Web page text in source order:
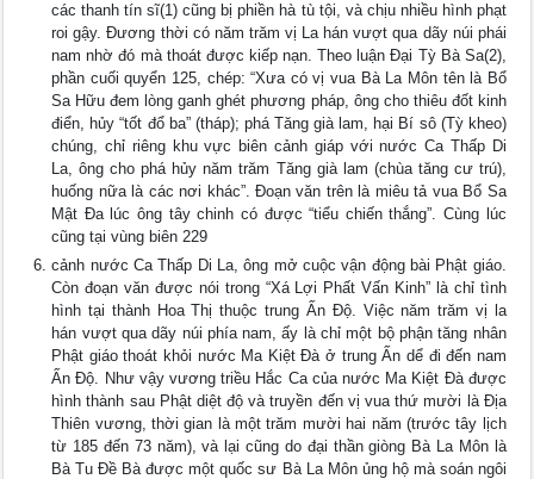
các thanh tín sĩ(1) cũng bị phiền hà tù tội, và chịu nhiều hình phạt
roi gậy. Ðương thời có năm trăm vị La hán vượt qua dãy núi phái
nam nhờ đó mà thoát được kiếp nạn. Theo luận Ðại Tỳ Bà Sa(2),
phần cuối quyển 125, chép: “Xưa có vị vua Bà La Môn tên là Bổ
Sa Hữu đem lòng ganh ghét phương pháp, ông cho thiêu đốt kinh
điển, hủy “tốt đổ ba” (tháp); phá Tăng già lam, hại Bí sô (Tỳ kheo)
chúng, chỉ riêng khu vực biên cảnh giáp với nước Ca Thấp Di
La, ông cho phá hủy năm trăm Tăng già lam (chùa tăng cư trú),
huống nữa là các nơi khác”. Ðoạn văn trên là miêu tả vua Bổ Sa
Mật Ða lúc ông tây chinh có được “tiểu chiến thắng”. Cùng lúc
cũng tại vùng biên 229
cảnh nước Ca Thấp Di La, ông mở cuộc vận động bài Phật giáo.
Còn đoạn văn được nói trong “Xá Lợi Phất Vấn Kinh” là chỉ tình
hình tại thành Hoa Thị thuộc trung Ấn Ðộ. Việc năm trăm vị la
hán vượt qua dãy núi phía nam, ấy là chỉ một bộ phận tăng nhân
Phật giáo thoát khỏi nước Ma Kiệt Ðà ở trung Ấn dể đi đến nam
Ấn Ðộ. Như vậy vương triều Hắc Ca của nước Ma Kiệt Ðà được
hình thành sau Phật diệt độ và truyền đến vị vua thứ mười là Ðịa
Thiên vương, thời gian là một trăm mười hai năm (trước tây lịch
từ 185 đến 73 năm), và lại cũng do đại thần giòng Bà La Môn là
Bà Tu Ðề Bà được một quốc sư Bà La Môn ủng hộ mà soán ngôi